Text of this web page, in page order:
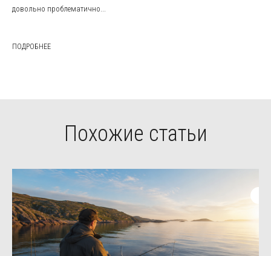
довольно проблематично...
ПОДРОБНЕЕ
Похожие статьи